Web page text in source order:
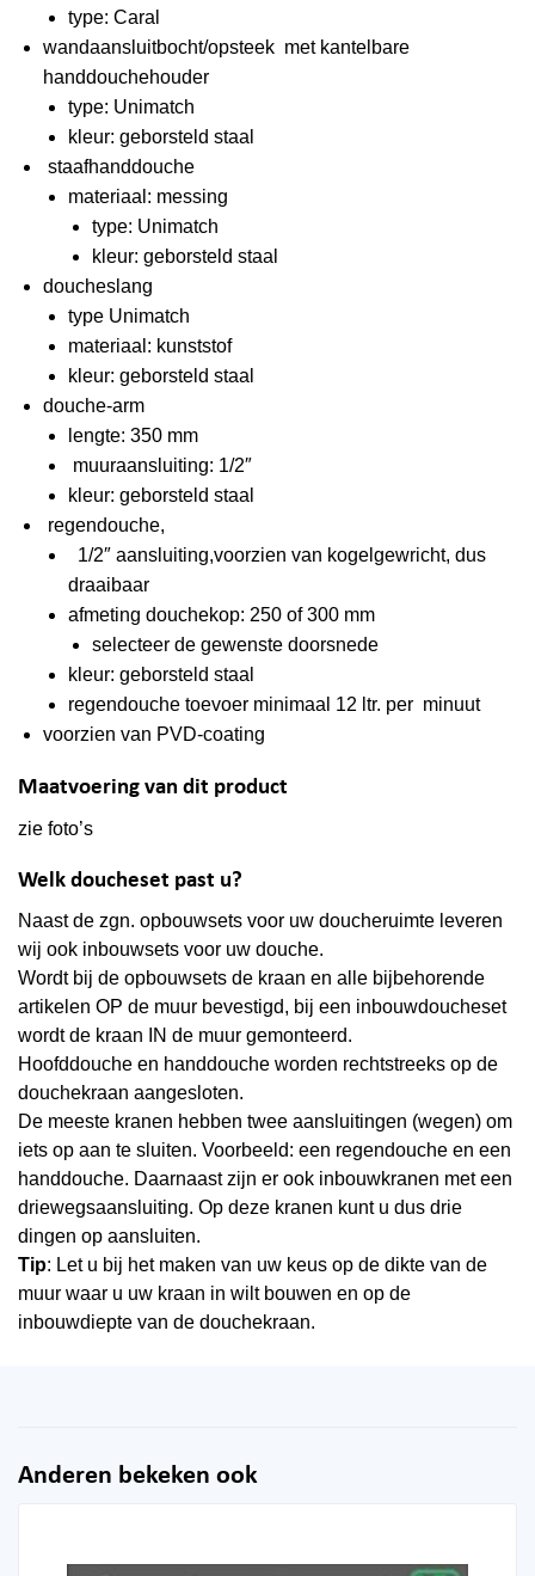
type: Caral
wandaansluitbocht/opsteek met kantelbare
handdouchehouder
type: Unimatch
kleur: geborsteld staal
staafhanddouche
materiaal: messing
type: Unimatch
kleur: geborsteld staal
doucheslang
type Unimatch
materiaal: kunststof
kleur: geborsteld staal
douche-arm
lengte: 350 mm
muuraansluiting: 1/2″
kleur: geborsteld staal
regendouche,
1/2″ aansluiting,voorzien van kogelgewricht, dus
draaibaar
afmeting douchekop: 250 of 300 mm
selecteer de gewenste doorsnede
kleur: geborsteld staal
regendouche toevoer minimaal 12 ltr. per minuut
voorzien van PVD-coating
Maatvoering van dit product
zie foto’s
Welk doucheset past u?
Naast de zgn. opbouwsets voor uw doucheruimte leveren
wij ook inbouwsets voor uw douche.
Wordt bij de opbouwsets de kraan en alle bijbehorende
artikelen OP de muur bevestigd, bij een inbouwdoucheset
wordt de kraan
IN de muur gemonteerd.
Hoofddouche en handdouche worden rechtstreeks op de
douchekraan aangesloten.
De meeste kranen hebben twee aansluitingen (wegen) om
iets op aan te sluiten. Voorbeeld: een regendouche en een
handdouche. Daarnaast zijn er ook inbouwkranen met een
driewegsaansluiting. Op deze kranen kunt u dus drie
dingen op aansluiten.
Tip: Let u bij het maken van uw keus op de dikte van de
muur waar u uw kraan in wilt bouwen en op de
inbouwdiepte van de douchekraan.
Anderen bekeken ook